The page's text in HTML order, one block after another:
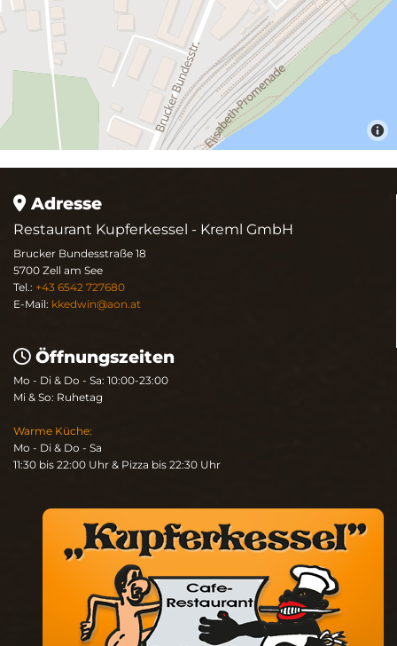
Adresse
Restaurant Kupferkessel - Kreml GmbH
Brucker Bundesstraße 18
5700 Zell am See
Tel.: +43 6542 727680
E-Mail: kkedwin@aon.at
Öffnungszeiten
Mo - Di & Do - Sa: 10:00-23:00
Mi & So: Ruhetag
Warme Küche:
Mo - Di & Do - Sa
11:30 bis 22:00 Uhr & Pizza bis 22:30 Uhr